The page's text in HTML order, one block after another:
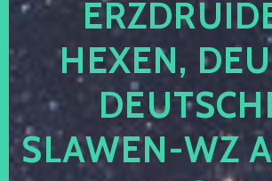
HEXEN,
SLAWEN-WZ